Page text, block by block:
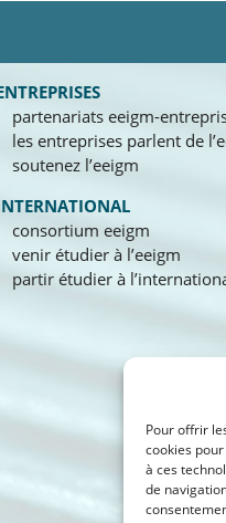
Pour offrir
cookies
à ces
de
partenariats eeigm-
les entreprises parlent de
soutenez l’eeigm
consortium eeigm
venir étudier à l’eeigm
partir étudier à